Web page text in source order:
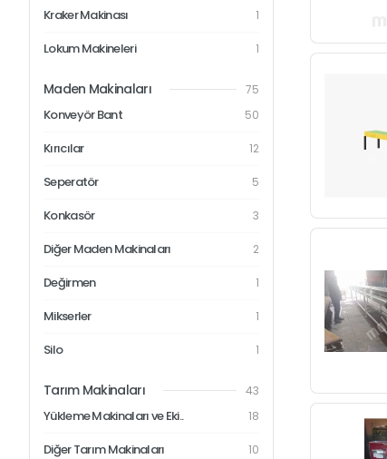
Kraker Makinası 1
Lokum Makineleri 1
Maden Makinaları 75
Konveyör Bant 50
Kırıcılar 12
Seperatör 5
Konkasör 3
Diğer Maden Makinaları 2
Değirmen 1
Mikserler 1
Silo 1
Tarım Makinaları 43
Yükleme Makinaları ve Eki.. 18
Diğer Tarım Makinaları 10